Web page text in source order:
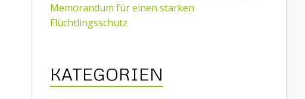
Memorandum für einen starken
Flüchtlingsschutz
KATEGORIEN